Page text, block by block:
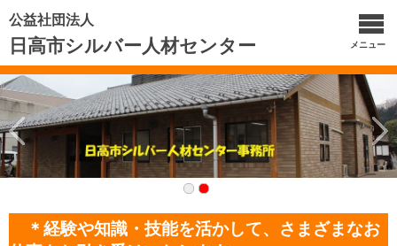
公益社団法人
日高市シルバー人材センター メニュー
＊経験や知識・技能を活かして、さまざまなお